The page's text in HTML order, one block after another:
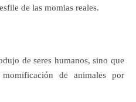
de las momias reales.
de seres humanos, sino que
de animales por